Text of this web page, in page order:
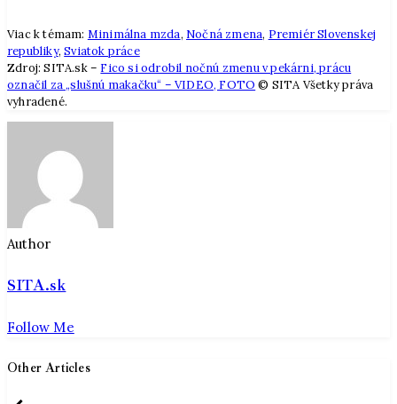
Viac k témam: Minimálna mzda, Nočná zmena, Premiér Slovenskej
republiky,Sviatok práce
Zdroj: SITA.sk – Fico si odrobil nočnú zmenu v pekárni, prácu
označil za „slušnú makačku“ – VIDEO, FOTO © SITA Všetky práva
vyhradené.
Author
SITA.sk
Follow Me
Other Articles